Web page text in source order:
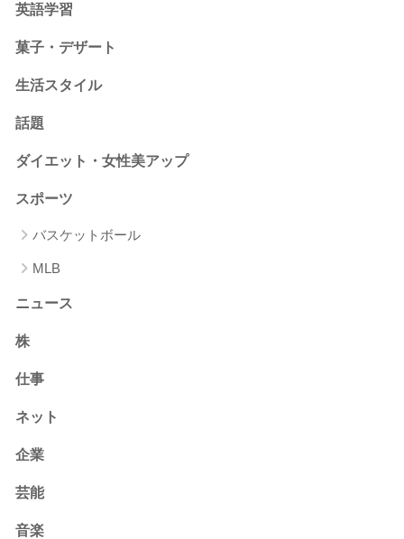
英語学習
菓子・デザート
生活スタイル
話題
ダイエット・女性美アップ
スポーツ
バスケットボール
MLB
ニュース
株
仕事
ネット
企業
芸能
音楽